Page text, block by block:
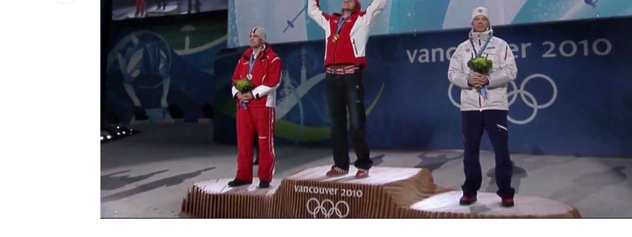
錄到一半失控 胡瓜遭陳亞蘭抓頭撞氣球 14:59
新／南港Lalaport施工意外！鷹架坍塌墜落 14:57
肥大叔猝逝前為何堅持直播？網悲曝這原因 14:54
GPT將取消這項限制 免費版都受惠
台灣彩券開獎直播中 20:31
LIVE三立+24小時直播 15:27
三立iNEWS新聞台線上直播 18:00